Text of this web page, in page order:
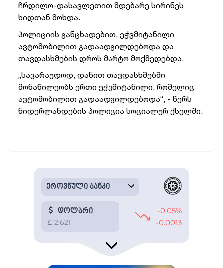
ჩრდილო-დასავლეთით მდებარე სირინეს
ხიდთან მოხდა.
პოლიციის განცხადებით, ეჭვმიტანილი
ავტომობილით გადაადგილდებოდა და
თავდასხმების დროს მარტო მოქმედებდა.
„სავარაუდოდ, დანით თავდასხმებში
მონაწილეობს ერთი ეჭვმიტანილი, რომელიც
ავტომობილით გადაადგილდებოდა“, - წერს
ნიდერლანდების პოლიცია სოციალურ ქსელში.